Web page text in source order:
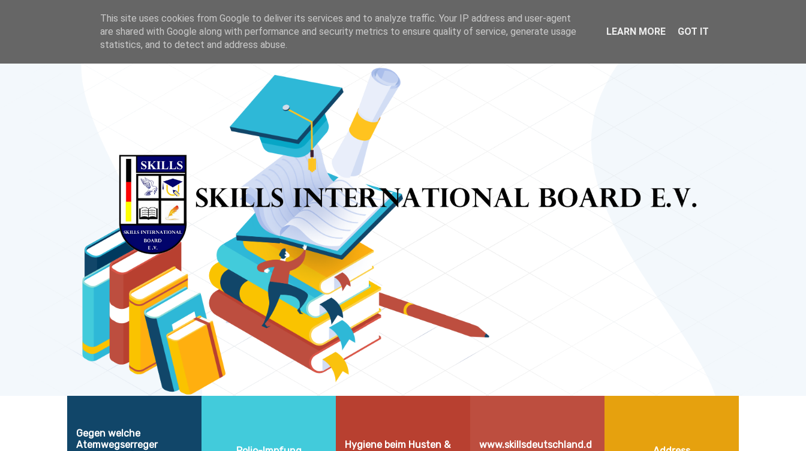
Gegen welche
Atemwegserreger
Hygiene beim Husten &
www.skillsdeutschland.d
This site uses cookies from Google to deliver its services and to analyze traffic. Your IP address and user-agent
are shared with Google along with performance and security metrics to ensure quality of service, generate usage
statistics, and to detect and address abuse.
LEARN MORE GOT IT